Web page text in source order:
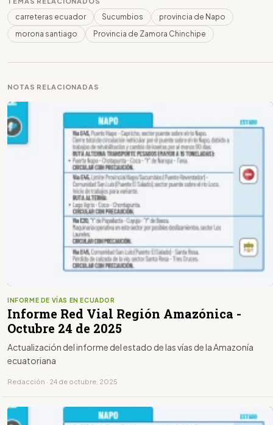
carreteras ecuador Sucumbios
provincia de Napo
morona santiago
Provincia de Zamora Chinchipe
NOTAS RELACIONADAS
INFORME DE VÍAS EN ECUADOR
Informe Red Vial Región Amazónica -
Octubre 24 de 2025
Actualización del informe del estado de las vías de la Amazonía
ecuatoriana
Redacción · 24 de octubre, 2025